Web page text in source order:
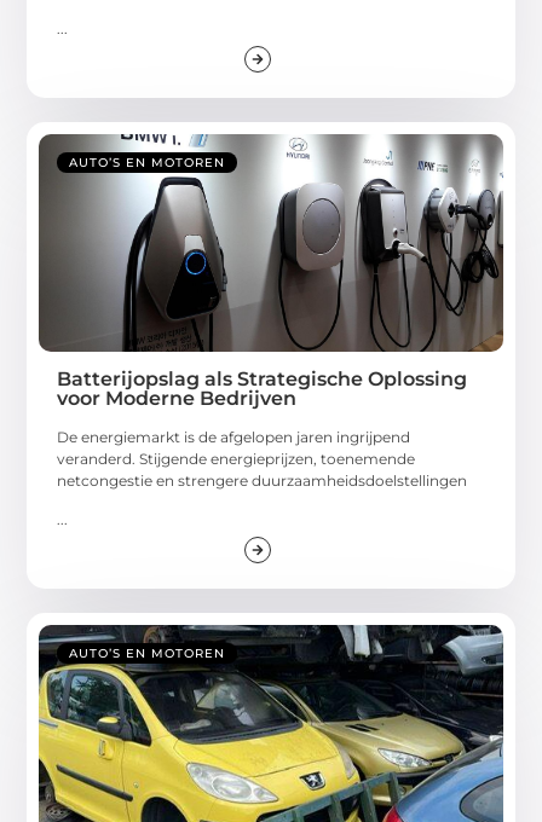
AUTO’S EN MOTOREN
Batterijopslag als Strategische Oplossing
voor Moderne Bedrijven
De energiemarkt is de afgelopen jaren ingrijpend
veranderd. Stijgende energieprijzen, toenemende
netcongestie en strengere duurzaamheidsdoelstellingen
...
AUTO’S EN MOTOREN